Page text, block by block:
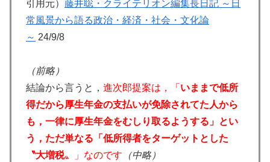
引用元） 藤井聡・クライテリオン編集長日記 ～日
常風景から語る政治・経済・社会・文化論
～ 24/9/8
（前略）
結論から言うと， 進次郎提案は，「 いままで低所
得だから厚生年金の支払いが免除されてた人から
も，一律に厚生年金をむしり取るようする」とい
う，ただ単なる「低所得者をターゲットとした
〝大増税〟」なのです （中略）